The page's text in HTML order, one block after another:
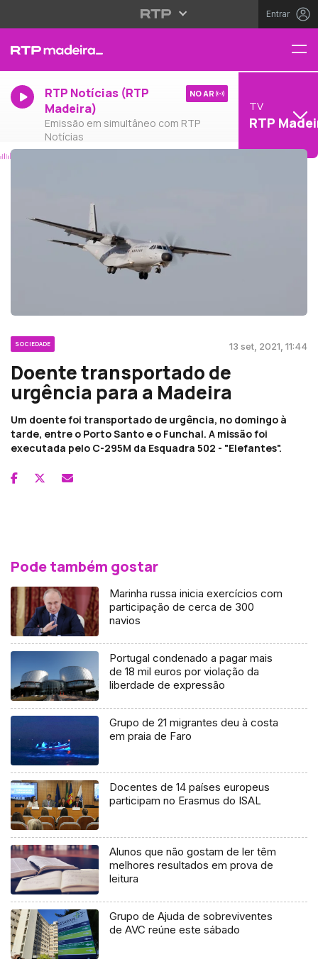
Entrar
RTP Notícias (RTP
Madeira)
Emissão em simultâneo com RTP
Notícias
NO AR
TV
RTP
SOCIEDADE 13 set, 2021, 11:44
Doente transportado de
urgência para a Madeira
Um doente foi transportado de urgência, no domingo à
tarde, entre o Porto Santo e o Funchal. A missão foi
executada pelo C-295M da Esquadra 502 - "Elefantes".
Pode também gostar
Marinha russa inicia exercícios com
participação de cerca de 300
navios
Portugal condenado a pagar mais
de 18 mil euros por violação da
liberdade de expressão
Grupo de 21 migrantes deu à costa
em praia de Faro
Docentes de 14 países europeus
participam no Erasmus do ISAL
Alunos que não gostam de ler têm
melhores resultados em prova de
leitura
Grupo de Ajuda de sobreviventes
de AVC reúne este sábado